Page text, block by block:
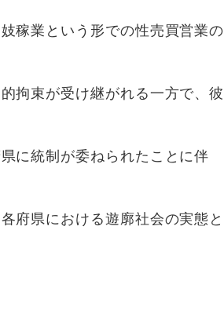
稼業という形での性売買営業の
拘束が受け継がれる一方で、彼
に統制が委ねられたことに伴
府県における遊廓社会の実態と